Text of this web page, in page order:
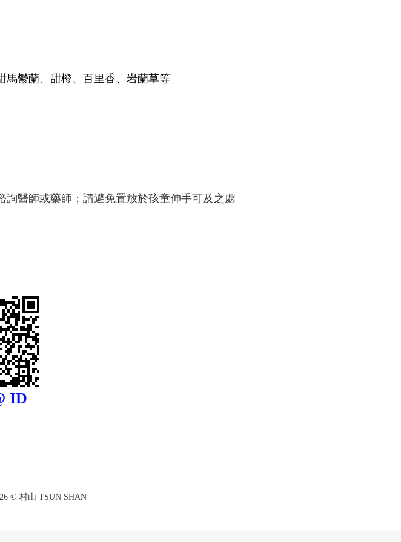
馬鬱蘭、甜橙、百里香、岩蘭草等
醫師或藥師；請避免置放於孩童伸手可及之處
ID
© 村山 TSUN SHAN